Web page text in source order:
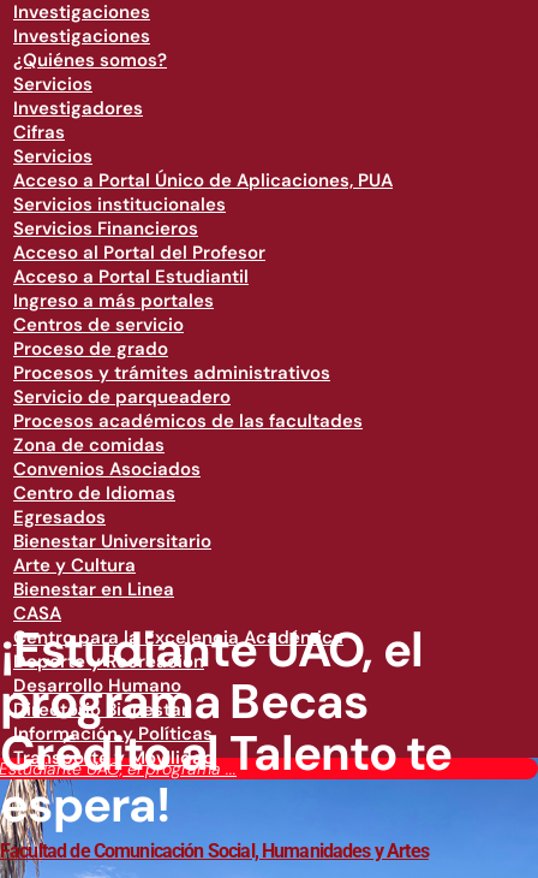
Investigaciones
Investigaciones
¿Quiénes somos?
Servicios
Investigadores
Cifras
Servicios
Acceso a Portal Único de Aplicaciones, PUA
Servicios institucionales
Servicios Financieros
Acceso al Portal del Profesor
Acceso a Portal Estudiantil
Ingreso a más portales
Centros de servicio
Proceso de grado
Procesos y trámites administrativos
Servicio de parqueadero
Procesos académicos de las facultades
Zona de comidas
Convenios Asociados
Centro de Idiomas
Egresados
Bienestar Universitario
Arte y Cultura
Bienestar en Linea
CASA
Centro para la Excelencia Académica
Deporte y Recreación
Desarrollo Humano
Directorio Bienestar
Información y Políticas
Transporte y Movilidad
UAO, el programa ...
¡Estudiante UAO, el
programa Becas
Crédito al Talento te
espera!
Facultad de Comunicación Social, Humanidades y Artes